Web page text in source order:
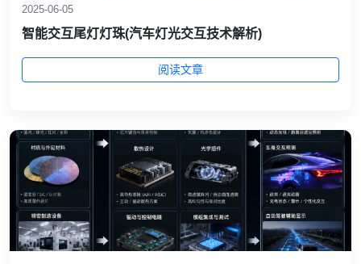
2025-06-05
智能交互尾灯灯珠(汽车灯光交互技术解析)
阅读文章